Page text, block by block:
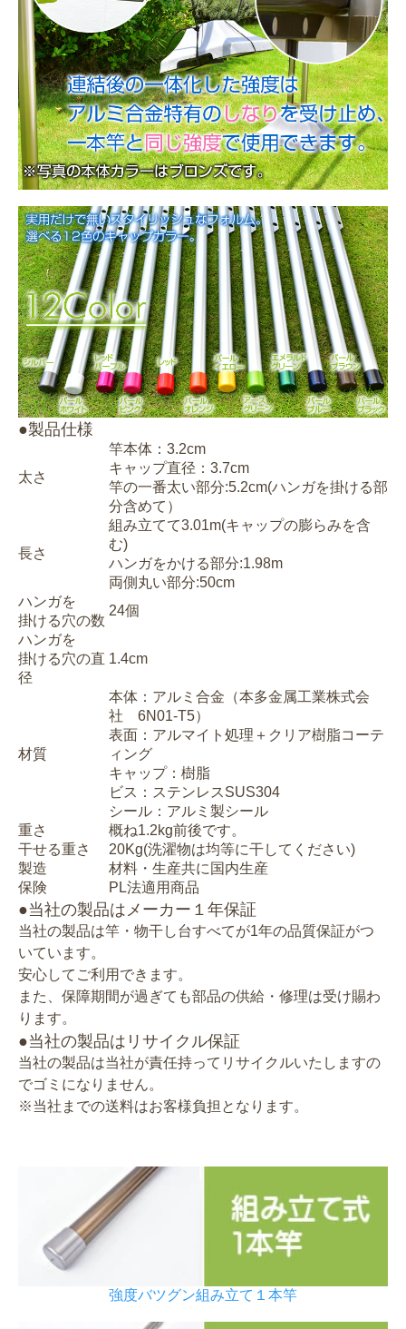
●製品仕様
太さ
竿本体：3.2cm
キャップ直径：3.7cm
竿の一番太い部分:5.2cm(ハンガを掛ける部
分含めて）
長さ
組み立てて3.01m(キャップの膨らみを含
む)
ハンガをかける部分:1.98m
両側丸い部分:50cm
ハンガを
掛ける穴の数
24個
ハンガを
掛ける穴の直
径
1.4cm
材質
本体：アルミ合金（本多金属工業株式会
社 6N01-T5）
表面：アルマイト処理＋クリア樹脂コーテ
ィング
キャップ：樹脂
ビス：ステンレスSUS304
シール：アルミ製シール
重さ
概ね1.2kg前後です。
干せる重さ
20Kg(洗濯物は均等に干してください)
製造
材料・生産共に国内生産
保険
PL法適用商品
●当社の製品はメーカー１年保証
当社の製品は竿・物干し台すべてが1年の品質保証がつ
いています。
安心してご利用できます。
また、保障期間が過ぎても部品の供給・修理は受け賜わ
ります。
●当社の製品はリサイクル保証
当社の製品は当社が責任持ってリサイクルいたしますの
でゴミになりません。
※当社までの送料はお客様負担となります。
強度バツグン組み立て１本竿